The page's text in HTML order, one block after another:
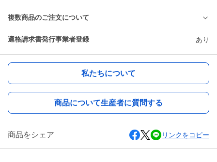
複数商品のご注文について
適格請求書発行事業者登録 あり
私たちについて
商品について生産者に質問する
商品をシェア リンクをコピー